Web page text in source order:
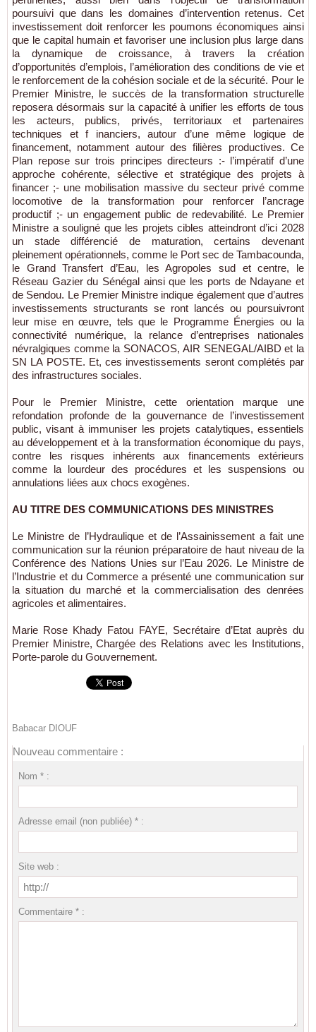
poursuivi que dans les domaines d’intervention retenus. Cet
investissement doit renforcer les poumons économiques ainsi
que le capital humain et favoriser une inclusion plus large dans
la dynamique de croissance, à travers la création
d’opportunités d’emplois, l’amélioration des conditions de vie et
le renforcement de la cohésion sociale et de la sécurité. Pour le
Premier Ministre, le succès de la transformation structurelle
reposera désormais sur la capacité à unifier les efforts de tous
les acteurs, publics, privés, territoriaux et partenaires
techniques et f inanciers, autour d’une même logique de
financement, notamment autour des filières productives. Ce
Plan repose sur trois principes directeurs :- l’impératif d’une
approche cohérente, sélective et stratégique des projets à
financer ;- une mobilisation massive du secteur privé comme
locomotive de la transformation pour renforcer l’ancrage
productif ;- un engagement public de redevabilité. Le Premier
Ministre a souligné que les projets cibles atteindront d’ici 2028
un stade différencié de maturation, certains devenant
pleinement opérationnels, comme le Port sec de Tambacounda,
le Grand Transfert d’Eau, les Agropoles sud et centre, le
Réseau Gazier du Sénégal ainsi que les ports de Ndayane et
de Sendou. Le Premier Ministre indique également que d’autres
investissements structurants se ront lancés ou poursuivront
leur mise en œuvre, tels que le Programme Énergies ou la
connectivité numérique, la relance d’entreprises nationales
névralgiques comme la SONACOS, AIR SENEGAL/AIBD et la
SN LA POSTE. Et, ces investissements seront complétés par
des infrastructures sociales.
Pour le Premier Ministre, cette orientation marque une
refondation profonde de la gouvernance de l’investissement
public, visant à immuniser les projets catalytiques, essentiels
au développement et à la transformation économique du pays,
contre les risques inhérents aux financements extérieurs
comme la lourdeur des procédures et les suspensions ou
annulations liées aux chocs exogènes.
AU TITRE DES COMMUNICATIONS DES MINISTRES
Le Ministre de l’Hydraulique et de l’Assainissement a fait une
communication sur la réunion préparatoire de haut niveau de la
Conférence des Nations Unies sur l’Eau 2026. Le Ministre de
l’Industrie et du Commerce a présenté une communication sur
la situation du marché et la commercialisation des denrées
agricoles et alimentaires.
Marie Rose Khady Fatou FAYE, Secrétaire d’Etat auprès du
Premier Ministre, Chargée des Relations avec les Institutions,
Porte-parole du Gouvernement.
Babacar DIOUF
Nouveau commentaire :
Nom * :
Adresse email (non publiée) * :
Site web :
Commentaire * :